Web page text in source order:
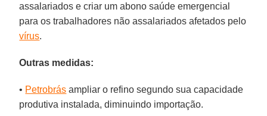
assalariados e criar um abono saúde emergencial
para os trabalhadores não assalariados afetados pelo
vírus.
Outras medidas:
• Petrobrás ampliar o refino segundo sua capacidade
produtiva instalada, diminuindo importação.